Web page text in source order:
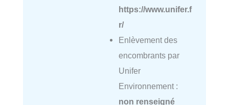
https://www.unifer.f
r/
Enlèvement des
encombrants par
Unifer
Environnement :
non renseigné